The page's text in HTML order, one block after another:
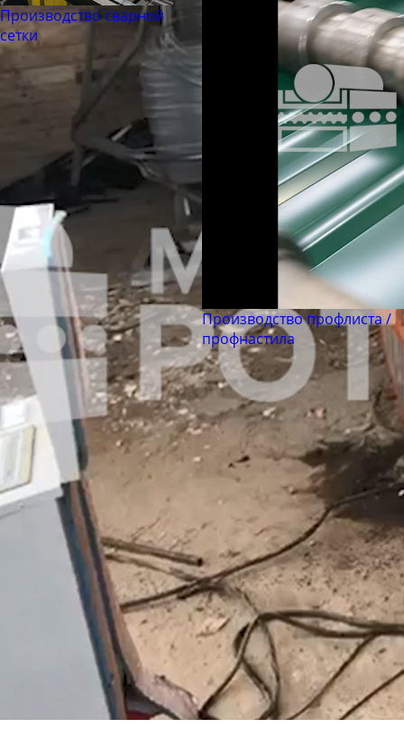
Труба бесшовная 203
Труба бесшовная 219
Труба бесшовная 245
Труба бесшовная 273
Труба бесшовная 299
Труба бесшовная 325
Труба бесшовная 330
Труба бесшовная 351
Труба бесшовная 377
Труба бесшовная 402
Труба бесшовная 426
Труба бесшовная 450
Труба бесшовная 480
Труба бесшовная 530
Труба бесшовная 550
Производство сварной
сетки
Производство профлиста /
профнастила